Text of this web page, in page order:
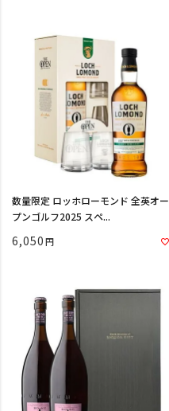
数量限定 ロッホローモンド 全英オー
プンゴルフ2025 スペ...
6,050